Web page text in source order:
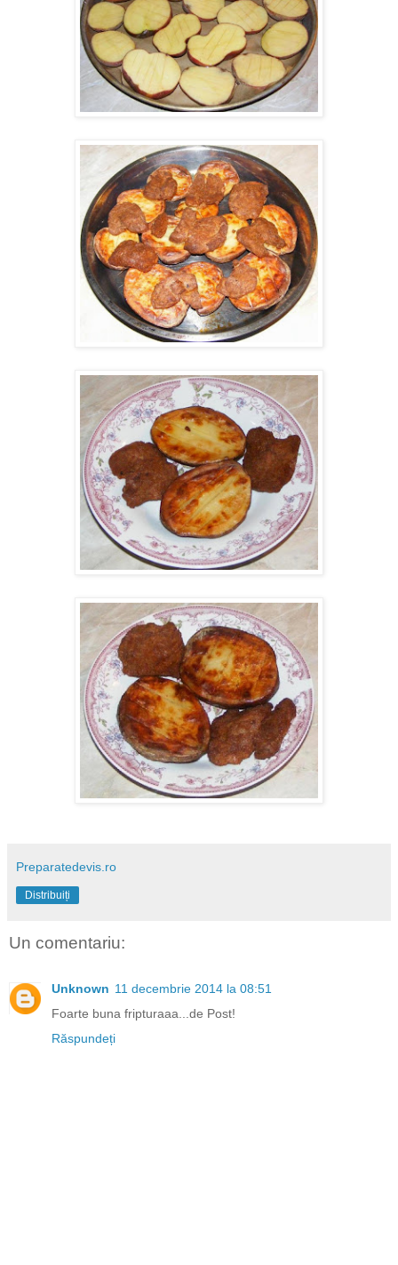
Preparatedevis.ro
Distribuiți
Un comentariu:
Unknown 11 decembrie 2014 la 08:51
Foarte buna fripturaaa...de Post!
Răspundeți